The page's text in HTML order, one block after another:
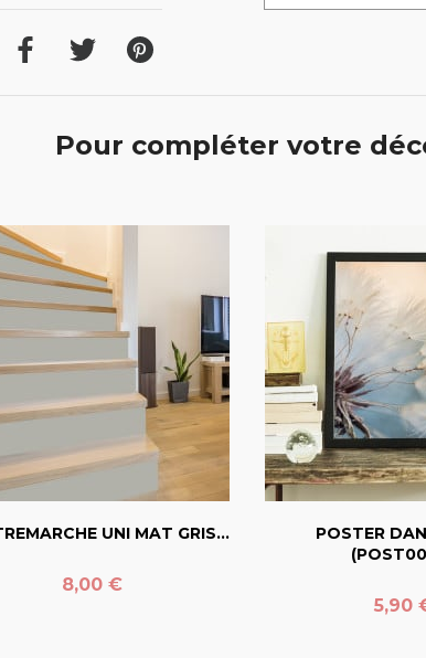
Pour compléter votre
favorite_border
UNI MAT GRIS...
Prix
8,00 €
POSTER
Prix
5,90